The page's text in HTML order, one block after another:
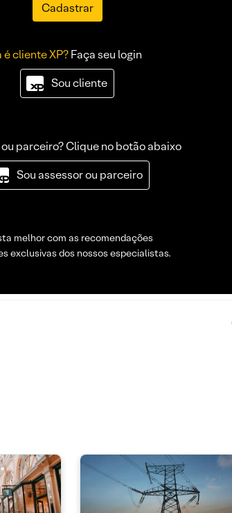
Cadastrar
é cliente XP?Faça seu login
Sou cliente
parceiro? Clique no botão abaixo
Sou assessor ou parceiro
melhor com as recomendações
exclusivas dos nossos especialistas.